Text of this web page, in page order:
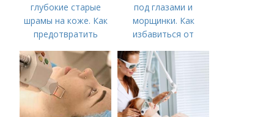
глубокие старые
шрамы на коже. Как
предотвратить
под глазами и
морщинки. Как
избавиться от
косметологические
процедуры